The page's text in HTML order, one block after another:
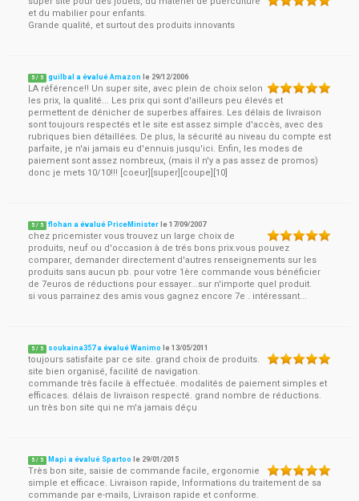
et du mabilier pour enfants.
Grande qualité, et surtout des produits innovants
5 / 5 guilbal a évalué Amazon le 29/12/2006
LA référence!! Un super site, avec plein de choix selon
les prix, la qualité... Les prix qui sont d'ailleurs peu élevés et
permettent de dénicher de superbes affaires. Les délais de livraison
sont toujours respectés et le site est assez simple d'accès, avec des
rubriques bien détaillées. De plus, la sécurité au niveau du compte est
parfaite, je n'ai jamais eu d'ennuis jusqu'ici. Enfin, les modes de
paiement sont assez nombreux, (mais il n'y a pas assez de promos)
donc je mets 10/10!!! [coeur][super][coupe][10]
5 / 5 flohan a évalué PriceMinister le17/09/2007
chez pricemister vous trouvez un large choix de
produits, neuf ou d'occasion à de trés bons prix.vous pouvez
comparer, demander directement d'autres renseignements sur les
produits sans aucun pb. pour votre 1ère commande vous bénéficier
de 7euros de réductions pour essayer...sur n'importe quel produit.
si vous parrainez des amis vous gagnez encore 7e . intéressant...
5 / 5 soukaina357 a évalué Wanimo le13/05/2011
toujours satisfaite par ce site. grand choix de produits.
site bien organisé, facilité de navigation.
commande très facile à effectuée. modalités de paiement simples et
efficaces. délais de livraison respecté. grand nombre de réductions.
un très bon site qui ne m'a jamais déçu
5 / 5 Mapi a évalué Spartoo le 29/01/2015
Très bon site, saisie de commande facile, ergonomie
simple et efficace. Livraison rapide, Informations du traitement de sa
commande par e-mails, Livraison rapide et conforme.